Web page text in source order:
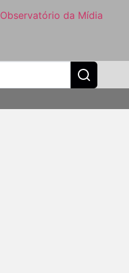
Observatório da Mídia